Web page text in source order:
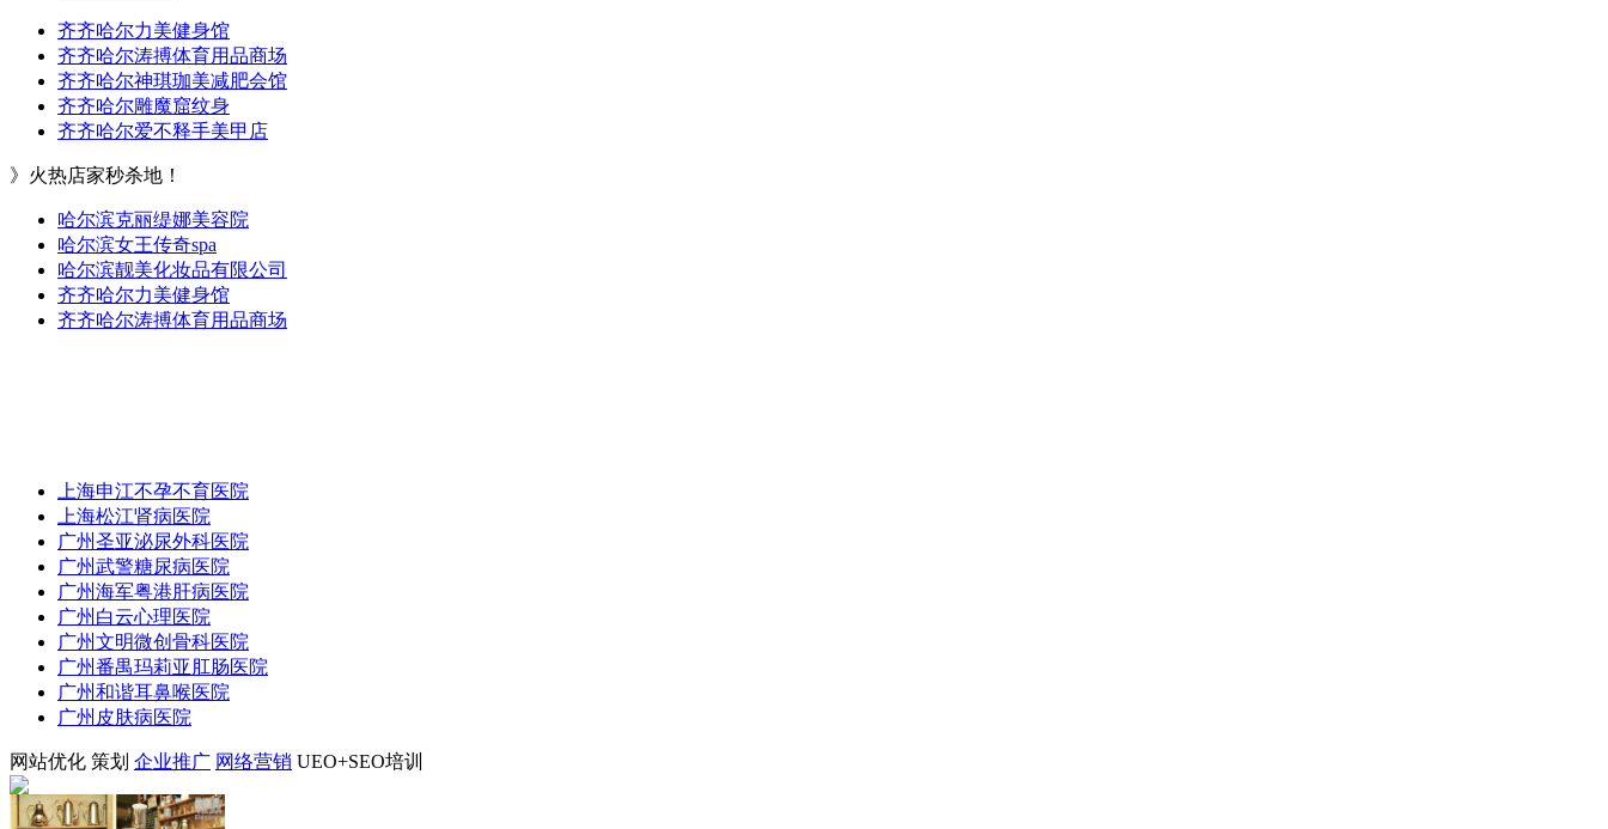
齐齐哈尔力美健身馆
齐齐哈尔涛搏体育用品商场
齐齐哈尔神琪珈美减肥会馆
齐齐哈尔雕魔窟纹身
齐齐哈尔爱不释手美甲店
》火热店家秒杀地！
哈尔滨克丽缇娜美容院
哈尔滨女王传奇spa
哈尔滨靓美化妆品有限公司
齐齐哈尔力美健身馆
齐齐哈尔涛搏体育用品商场
上海申江不孕不育医院
上海松江肾病医院
广州圣亚泌尿外科医院
广州武警糖尿病医院
广州海军粤港肝病医院
广州白云心理医院
广州文明微创骨科医院
广州番禺玛莉亚肛肠医院
广州和谐耳鼻喉医院
广州皮肤病医院
网站优化 策划 企业推广 网络营销 UEO+SEO培训